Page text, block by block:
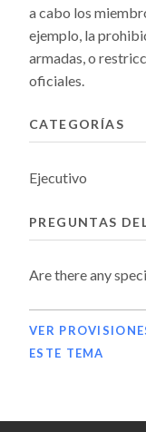
a cabo los
ejemplo, la
armadas, o
oficiales.
CATEGORÍAS
Ejecutivo
PREGUNTAS
Are there any
VER
ESTE TEMA